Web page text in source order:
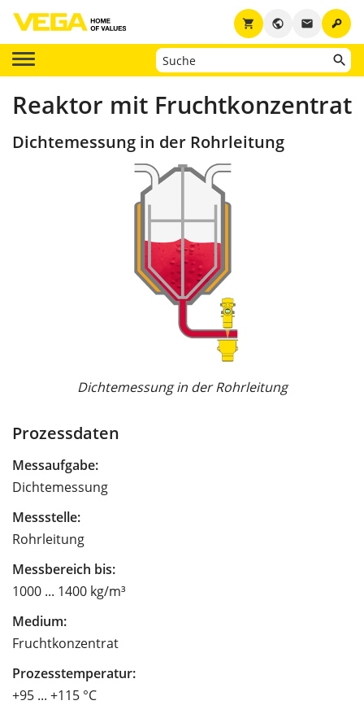
key
email
public
shopping_cart
Reaktor mit Fruchtkonzentrat
Dichtemessung in der Rohrleitung
Dichtemessung in der Rohrleitung
Prozessdaten
Messaufgabe:
Dichtemessung
Messstelle:
Rohrleitung
Messbereich bis:
1000 ... 1400 kg/m³
Medium:
Fruchtkonzentrat
Prozesstemperatur:
+95 ... +115 °C